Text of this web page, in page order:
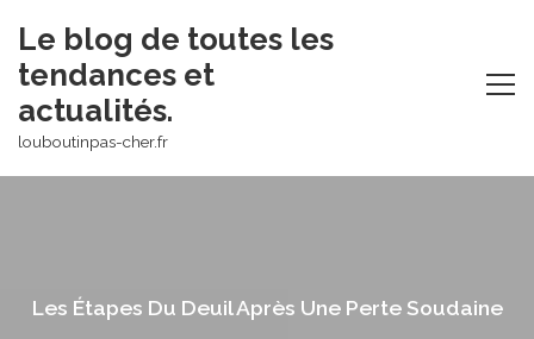
content
Le blog de toutes les
tendances et
actualités.
louboutinpas-cher.fr
Les Étapes Du Deuil Après Une Perte Soudaine